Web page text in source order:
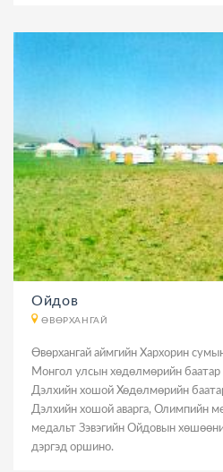
Ойдов
ӨВӨРХАНГАЙ
Өвөрхангай аймгийн Хархорин
Монгол улсын хөдөлмөрийн баатар
Дэлхийн хошой Хөдөлмөрийн
Дэлхийн хошой аварга, Олимпийн
медальт Зэвэгийн Ойдовын
дэргэд оршино.